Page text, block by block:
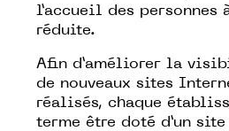
l’accueil des personnes
réduite.
Afin d’améliorer la
de nouveaux sites
réalisés, chaque
terme être doté d’un